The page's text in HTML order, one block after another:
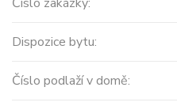
Dispozice bytu:
Číslo podlaží v domě: